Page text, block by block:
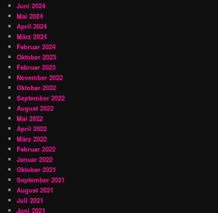
Juni 2024
Mai 2024
April 2024
März 2024
Februar 2024
Oktober 2023
Februar 2023
November 2022
Oktober 2022
September 2022
August 2022
Mai 2022
April 2022
März 2022
Februar 2022
Januar 2022
Oktober 2021
September 2021
August 2021
Juli 2021
Juni 2021